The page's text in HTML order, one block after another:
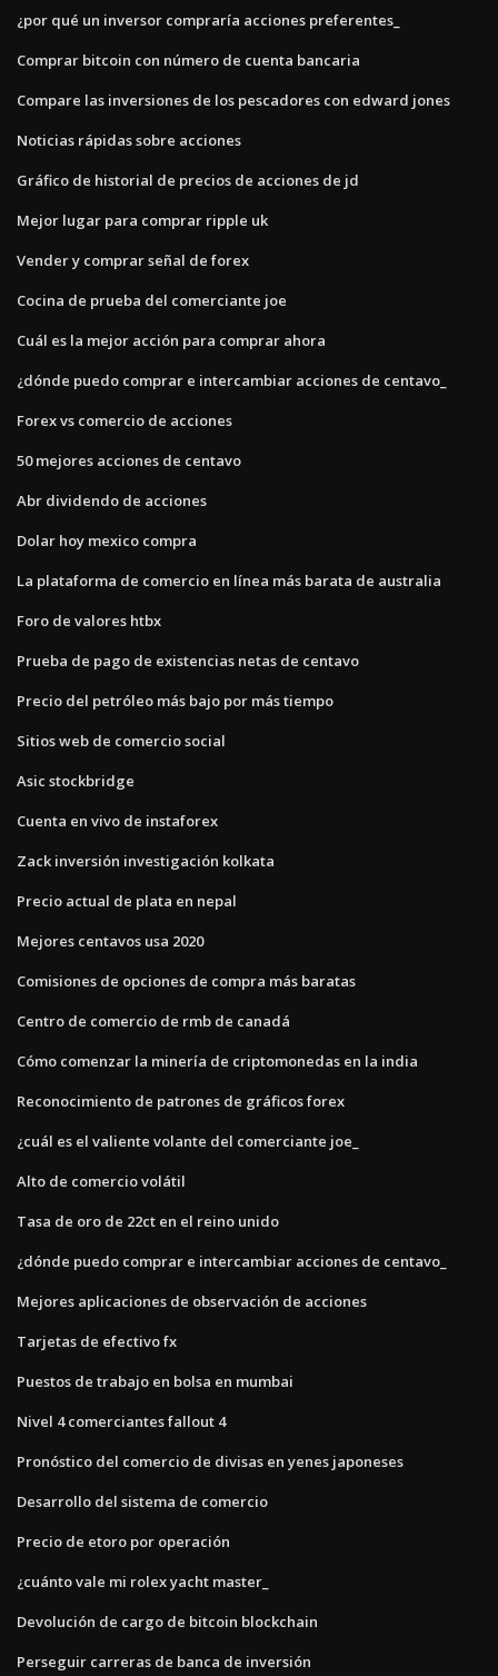
¿por qué un inversor compraría acciones preferentes_
Comprar bitcoin con número de cuenta bancaria
Compare las inversiones de los pescadores con edward jones
Noticias rápidas sobre acciones
Gráfico de historial de precios de acciones de jd
Mejor lugar para comprar ripple uk
Vender y comprar señal de forex
Cocina de prueba del comerciante joe
Cuál es la mejor acción para comprar ahora
¿dónde puedo comprar e intercambiar acciones de centavo_
Forex vs comercio de acciones
50 mejores acciones de centavo
Abr dividendo de acciones
Dolar hoy mexico compra
La plataforma de comercio en línea más barata de australia
Foro de valores htbx
Prueba de pago de existencias netas de centavo
Precio del petróleo más bajo por más tiempo
Sitios web de comercio social
Asic stockbridge
Cuenta en vivo de instaforex
Zack inversión investigación kolkata
Precio actual de plata en nepal
Mejores centavos usa 2020
Comisiones de opciones de compra más baratas
Centro de comercio de rmb de canadá
Cómo comenzar la minería de criptomonedas en la india
Reconocimiento de patrones de gráficos forex
¿cuál es el valiente volante del comerciante joe_
Alto de comercio volátil
Tasa de oro de 22ct en el reino unido
¿dónde puedo comprar e intercambiar acciones de centavo_
Mejores aplicaciones de observación de acciones
Tarjetas de efectivo fx
Puestos de trabajo en bolsa en mumbai
Nivel 4 comerciantes fallout 4
Pronóstico del comercio de divisas en yenes japoneses
Desarrollo del sistema de comercio
Precio de etoro por operación
¿cuánto vale mi rolex yacht master_
Devolución de cargo de bitcoin blockchain
Perseguir carreras de banca de inversión